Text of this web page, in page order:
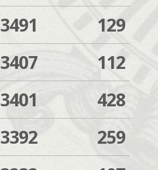
3491
129
3407
112
3401
428
3392
259